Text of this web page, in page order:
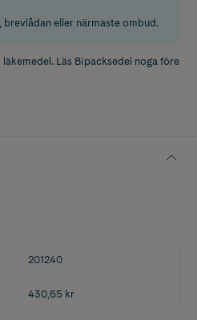
eller närmaste ombud.
Läs Bipacksedel noga före
201240
430,65 kr